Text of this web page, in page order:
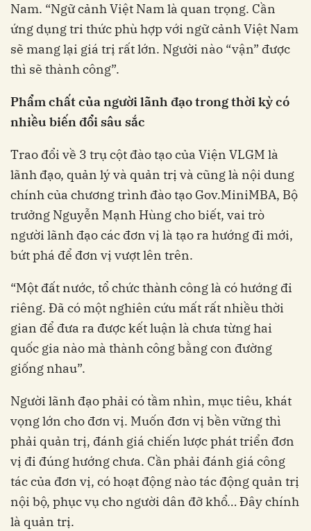
Nam. “Ngữ cảnh Việt Nam là quan trọng. Cần
ứng dụng tri thức phù hợp với ngữ cảnh Việt Nam
sẽ mang lại giá trị rất lớn. Người nào “vận” được
thì sẽ thành công”.
Phẩm chất của người lãnh đạo trong thời kỳ có
nhiều biến đổi sâu sắc
Trao đổi về 3 trụ cột đào tạo của Viện VLGM là
lãnh đạo, quản lý và quản trị và cũng là nội dung
chính của chương trình đào tạo Gov.MiniMBA, Bộ
trưởng Nguyễn Mạnh Hùng cho biết, vai trò
người lãnh đạo các đơn vị là tạo ra hướng đi mới,
bứt phá để đơn vị vượt lên trên.
“Một đất nước, tổ chức thành công là có hướng đi
riêng. Đã có một nghiên cứu mất rất nhiều thời
gian để đưa ra được kết luận là chưa từng hai
quốc gia nào mà thành công bằng con đường
giống nhau”.
Người lãnh đạo phải có tầm nhìn, mục tiêu, khát
vọng lớn cho đơn vị. Muốn đơn vị bền vững thì
phải quản trị, đánh giá chiến lược phát triển đơn
vị đi đúng hướng chưa. Cần phải đánh giá công
tác của đơn vị, có hoạt động nào tác động quản trị
nội bộ, phục vụ cho người dân đỡ khổ… Đây chính
là quản trị.